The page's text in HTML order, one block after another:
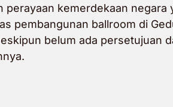
kemerdekaan negara
pembangunan ballroom di
belum ada persetujuan